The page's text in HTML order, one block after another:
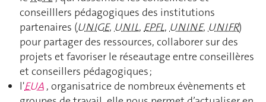
conseilllers pédagogiques des institutions
partenaires (UNIGE, UNIL, EPFL, UNINE, UNIFR)
pour partager des ressources, collaborer sur des
projets et favoriser le réseautage entre conseillères
et conseillers pédagogiques ;
l'EUA , organisatrice de nombreux évènements et